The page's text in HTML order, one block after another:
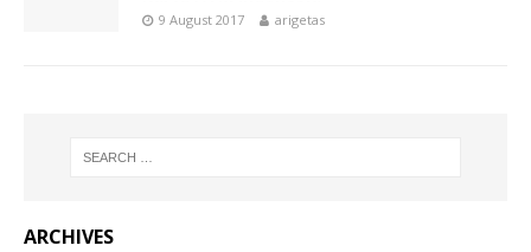
9 August 2017 arigetas
ARCHIVES